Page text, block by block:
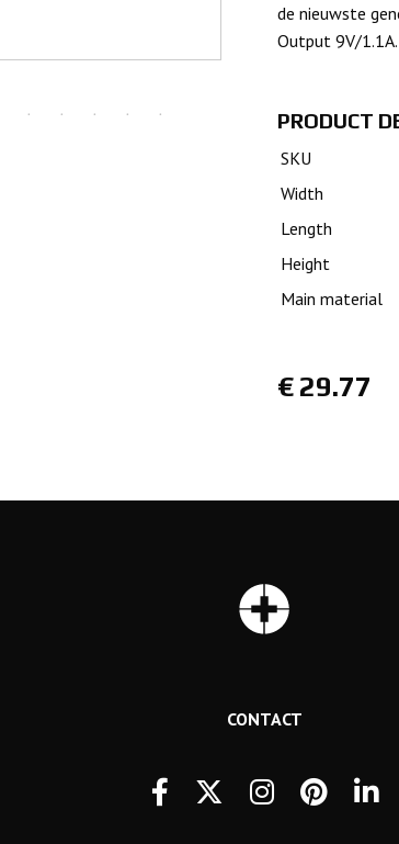
de nieuwste
Output 9V/1.1A.
PRODUCT
SKU
Width
Length
Height
Main material
€ 29.77
CONTACT